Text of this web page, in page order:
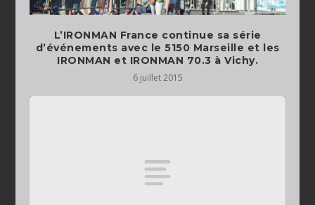
L’IRONMAN France continue sa série
d’événements avec le 5150 Marseille et les
IRONMAN et IRONMAN 70.3 à Vichy.
6 juillet 2015